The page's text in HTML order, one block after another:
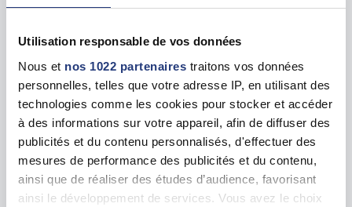
Utilisation responsable de vos données
Nous et nos 1022 partenaires traitons vos données
personnelles, telles que votre adresse IP, en utilisant des
technologies comme les cookies pour stocker et accéder
à des informations sur votre appareil, afin de diffuser des
publicités et du contenu personnalisés, d'effectuer des
mesures de performance des publicités et du contenu,
ainsi que de réaliser des études d’audience, favorisant
ainsi le développement de services. Vous avez le choix
Haute Marne (52) 2 dates disponibles
Meurthe et Moselle (54)
Meuse (55) 37 dates disponibles
Moselle (57) 74 dates disponibles
Bas Rhin (67) 208 dates disponibles